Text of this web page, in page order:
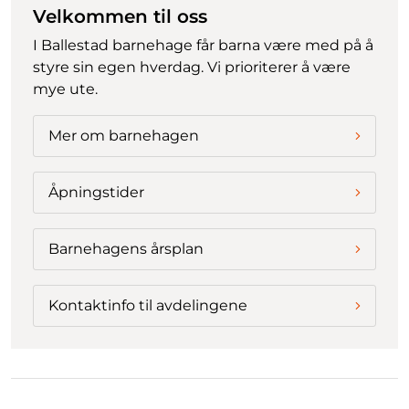
Velkommen til oss
I Ballestad barnehage får barna være med på å
styre sin egen hverdag. Vi prioriterer å være
mye ute.
Mer om barnehagen
Åpningstider
Barnehagens årsplan
Kontaktinfo til avdelingene